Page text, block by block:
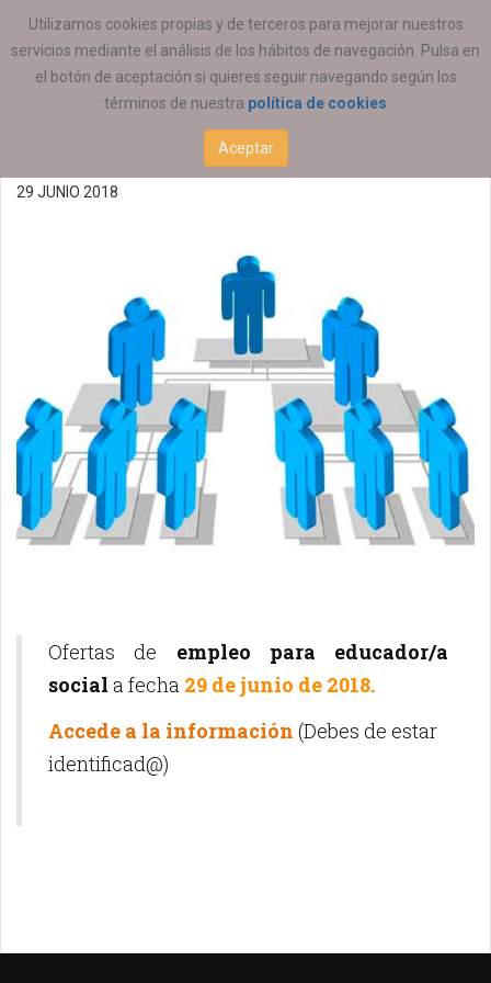
Utilizamos cookies propias y de terceros para mejorar nuestros
servicios mediante el análisis de los hábitos de navegación. Pulsa en
el botón de aceptación si quieres seguir navegando según los
términos de nuestra política de cookies
Aceptar
ESTÁ AQUÍ: ACTUALIDAD COEESCV
Oferta de empleo
29/06/2018 (P)
29 JUNIO 2018
Ofertas de empleo para educador/a
social a fecha 29 de junio de 2018.
Accede a la información (Debes de estar
identificad@)